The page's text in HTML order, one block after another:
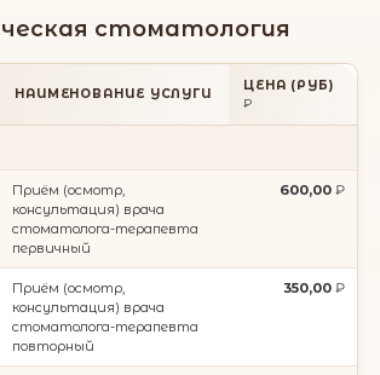
стоматология
НАИМЕНОВАНИЕ УСЛУГИ
ЦЕНА (РУБ)
Приём (осмотр,
консультация) врача
стоматолога-терапевта
первичный
600,00
Приём (осмотр,
консультация) врача
стоматолога-терапевта
повторный
350,00